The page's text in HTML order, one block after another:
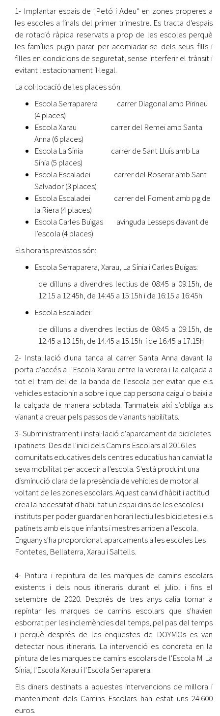
1- Implantar espais de "Petó i Adeu" en zones properes a
les escoles a finals del primer trimestre. Es tracta d'espais
de rotació ràpida reservats a prop de les escoles perquè
les famílies pugin parar per acomiadar-se dels seus fills i
filles en condicions de seguretat, sense interferir el trànsit i
evitant l'estacionament il·legal.
La col·locació de les places són:
Escola Serraparera carrer Diagonal amb Pirineu
(4 places)
Escola Xarau carrer del Remei amb Santa
Anna (6 places)
Escola La Sínia carrer de Sant Lluís amb La
Sínia (5 places)
Escola Escaladei carrer del Roserar amb Sant
Salvador (3 places)
Escola Escaladei carrer del Foment amb pg de
la Riera (4 places)
Escola Carles Buïgas avinguda Lesseps davant de
l’escola (4 places)
Els horaris previstos són:
Escola Serraparera, Xarau, La Sínia i Carles Buïgas:
de dilluns a divendres lectius de 08:45 a 09:15h, de
12:15 a 12:45h, de 14:45 a 15:15h i de 16:15 a 16:45h
Escola Escaladei:
de dilluns a divendres lectius de 08:45 a 09:15h, de
12:45 a 13:15h, de 14:45 a 15:15h i de 16:45 a 17:15h
2- Instal·lació d'una tanca al carrer Santa Anna davant la
porta d'accés a l'Escola Xarau entre la vorera i la calçada a
tot el tram del de la banda de l’escola per evitar que els
vehicles estacionin a sobre i que cap persona caigui o baixi a
la calçada de manera sobtada. Tanmateix així s’obliga als
vianant a creuar pels passos de vianants habilitats.
3- Subministrament i instal·lació d'aparcament de bicicletes
i patinets. Des de l'inici dels Camins Escolars al 2016 les
comunitats educatives dels centres educatius han canviat la
seva mobilitat per accedir a l'escola. S'està produint una
disminució clara de la presència de vehicles de motor al
voltant de les zones escolars. Aquest canvi d'hàbit i actitud
crea la necessitat d'habilitat un espai dins de les escoles i
instituts per poder guardar en horari lectiu les bicicletes i els
patinets amb els que infants i mestres arriben a l'escola.
Enguany s'ha proporcionat aparcaments a les escoles Les
Fontetes, Bellaterra, Xarau i Saltells.
4- Pintura i repintura de les marques de camins escolars
existents i dels nous itineraris durant el juliol i fins el
setembre de 2020. Després de tres anys calia tornar a
repintar les marques de camins escolars que s'havien
esborrat per les inclemències del temps, pel pas del temps
i perquè després de les enquestes de DOYMOs es van
detectar nous itineraris. La intervenció es concreta en la
pintura de les marques de camins escolars de l'Escola M La
Sínia, l'Escola Xarau i l'Escola Serraparera.
Els diners destinats a aquestes intervencions de millora i
manteniment dels Camins Escolars han estat uns 24.600
euros.